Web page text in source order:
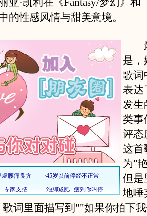
亚·凯利在《Fantasy/梦幻》和
的性感风情与甜美意境。
最
是，
歌词
表达
发生
类事
评态
这首
为"
但是
地唾
歌词里面描写到""如果你拍下